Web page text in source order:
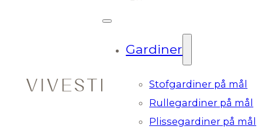
Gardiner
Stofgardiner på mål
Rullegardiner på mål
Plissegardiner på mål